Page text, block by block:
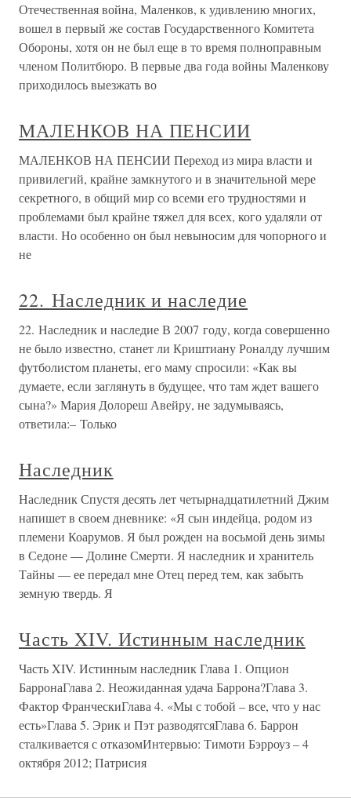
Отечественная война, Маленков, к удивлению многих,
вошел в первый же состав Государственного Комитета
Обороны, хотя он не был еще в то время полноправным
членом Политбюро. В первые два года войны Маленкову
приходилось выезжать во
МАЛЕНКОВ НА ПЕНСИИ
МАЛЕНКОВ НА ПЕНСИИ Переход из мира власти и
привилегий, крайне замкнутого и в значительной мере
секретного, в общий мир со всеми его трудностями и
проблемами был крайне тяжел для всех, кого удаляли от
власти. Но особенно он был невыносим для чопорного и
не
22. Наследник и наследие
22. Наследник и наследие В 2007 году, когда совершенно
не было известно, станет ли Криштиану Роналду лучшим
футболистом планеты, его маму спросили: «Как вы
думаете, если заглянуть в будущее, что там ждет вашего
сына?» Мария Долореш Авейру, не задумываясь,
ответила:– Только
Наследник
Наследник Спустя десять лет четырнадцатилетний Джим
напишет в своем дневнике: «Я сын индейца, родом из
племени Коарумов. Я был рожден на восьмой день зимы
в Седоне — Долине Смерти. Я наследник и хранитель
Тайны — ее передал мне Отец перед тем, как забыть
земную твердь. Я
Часть XIV. Истинным наследник
Часть XIV. Истинным наследник Глава 1. Опцион
БарронаГлава 2. Неожиданная удача Баррона?Глава 3.
Фактор ФранческиГлава 4. «Мы с тобой – все, что у нас
есть»Глава 5. Эрик и Пэт разводятсяГлава 6. Баррон
сталкивается с отказомИнтервью: Тимоти Бэрроуз – 4
октября 2012; Патрисия